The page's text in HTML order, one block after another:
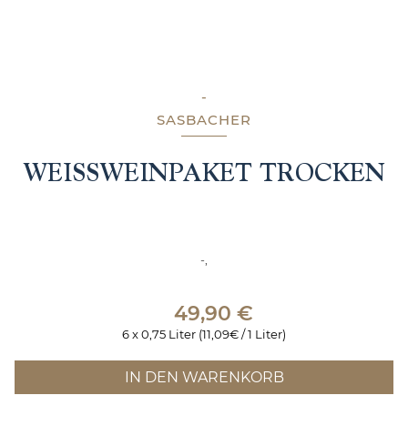
-
SASBACHER
WEISSWEINPAKET TROCKEN
-,
49,90 €
6 x 0,75 Liter (11,09€ / 1 Liter)
IN DEN WARENKORB